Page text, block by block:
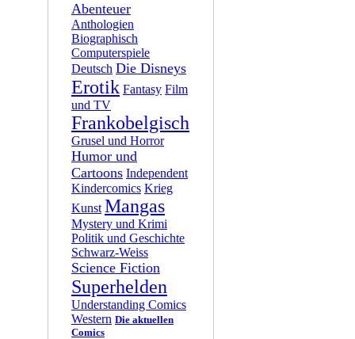
Abenteuer
Anthologien
Biographisch
Computerspiele
Deutsch Die Disneys
Erotik Fantasy Film
und TV
Frankobelgisch
Grusel und Horror
Humor und
Cartoons Independent
Kindercomics Krieg
Kunst Mangas
Mystery und Krimi
Politik und Geschichte
Schwarz-Weiss
Science Fiction
Superhelden
Understanding Comics
Western Die aktuellen
Comics